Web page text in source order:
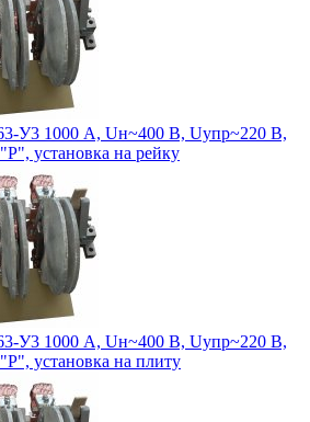
У3 1000 А, Uн~400 В, Uупр~220 В,
установка на рейку
У3 1000 А, Uн~400 В, Uупр~220 В,
установка на плиту